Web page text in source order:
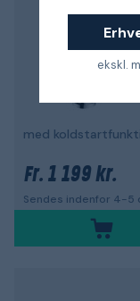
ekskl.
med
Fr. 1 199 kr.
Sendes indenfor 4-5